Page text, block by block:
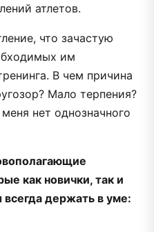
атлетов.
что зачастую
им
В чем причина
Мало терпения?
нет однозначного
как новички, так и
держать в уме: